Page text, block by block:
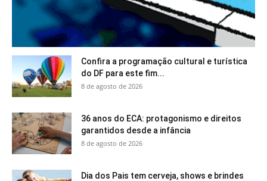
Confira a programação cultural e turística
do DF para este fim...
8 de agosto de 2026
36 anos do ECA: protagonismo e direitos
garantidos desde a infância
8 de agosto de 2026
Dia dos Pais tem cerveja, shows e brindes